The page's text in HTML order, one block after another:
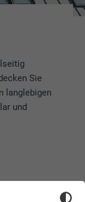
Sie
langlebigen
und